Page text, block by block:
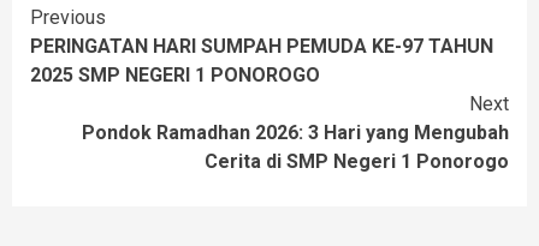
Continue
Reading
Previous
PERINGATAN HARI SUMPAH PEMUDA KE-97 TAHUN
2025 SMP NEGERI 1 PONOROGO
Next
Pondok Ramadhan 2026: 3 Hari yang Mengubah
Cerita di SMP Negeri 1 Ponorogo